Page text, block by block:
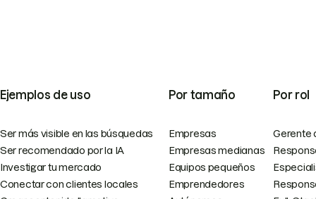
Ejemplos de uso
Ser más visible en las búsquedas
Ser recomendado por la IA
Investigar tu mercado
Conectar con clientes locales
Por tamaño
Empresas
Empresas medianas
Equipos pequeños
Emprendedores
Por rol
Gerente